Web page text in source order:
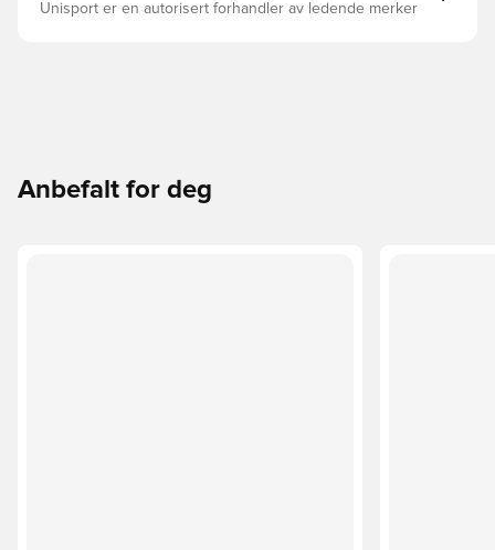
Unisport er en autorisert forhandler av ledende merker
Anbefalt for deg